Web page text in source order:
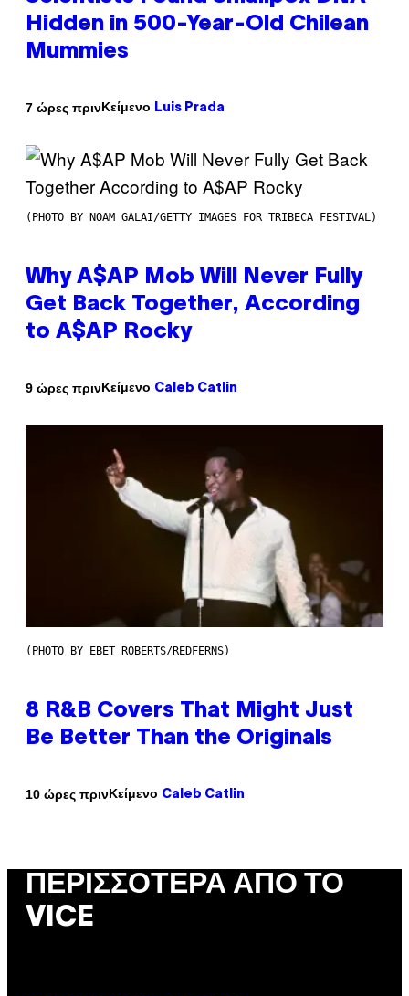
Hidden in 500-Year-Old Chilean
Mummies
7 ώρες πρινΚείμενο Luis Prada
(PHOTO BY NOAM GALAI/GETTY IMAGES FOR TRIBECA FESTIVAL)
Why A$AP Mob Will Never Fully
Get Back Together, According
to A$AP Rocky
9 ώρες πρινΚείμενο Caleb Catlin
(PHOTO BY EBET ROBERTS/REDFERNS)
8 R&B Covers That Might Just
Be Better Than the Originals
10 ώρες πρινΚείμενο Caleb Catlin
ΠΕΡΙΣΣΌΤΕΡΑ ΑΠΌ ΤΟ
VICE